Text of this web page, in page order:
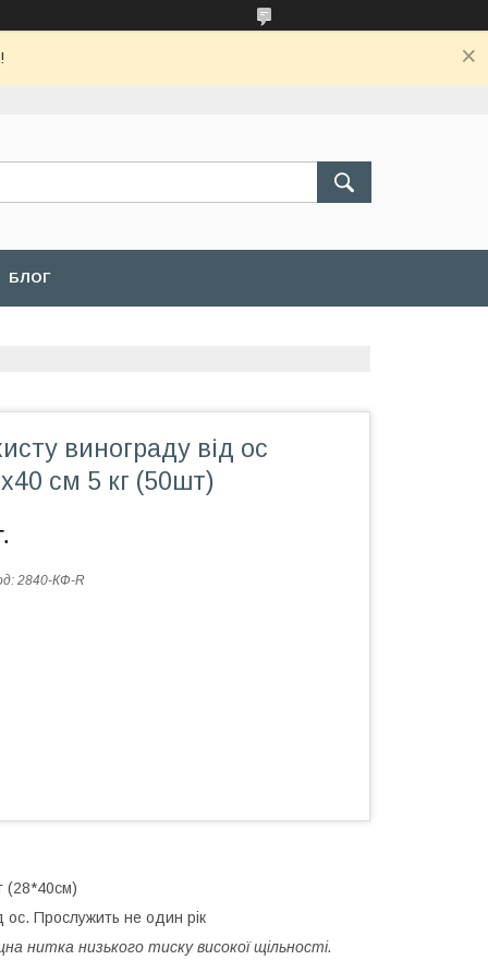
БЛОГ
винограду від ос
см 5 кг (50шт)
2840-КФ-R
(28*40см)
ос. Прослужить не один рік
нитка низького тиску високої щільності.